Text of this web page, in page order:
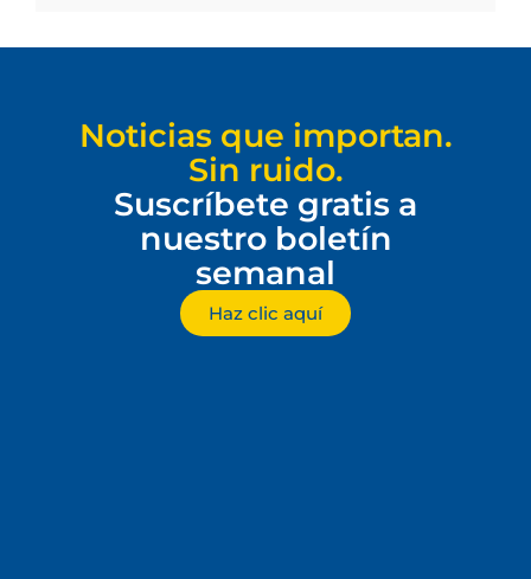
Noticias que importan.
Sin ruido.
Suscríbete gratis a
nuestro boletín
semanal
Haz clic aquí